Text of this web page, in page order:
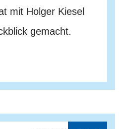
mit Holger Kiesel
gemacht.